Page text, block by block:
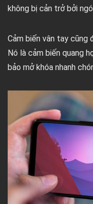
không bị cản trở bởi
Cảm biến vân tay cũng
Nó là cảm biến quang
bảo mở khóa nhanh